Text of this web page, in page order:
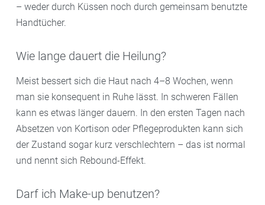
– weder durch Küssen noch durch gemeinsam benutzte
Handtücher.
Wie lange dauert die Heilung?
Meist bessert sich die Haut nach 4–8 Wochen, wenn
man sie konsequent in Ruhe lässt. In schweren Fällen
kann es etwas länger dauern. In den ersten Tagen nach
Absetzen von Kortison oder Pflegeprodukten kann sich
der Zustand sogar kurz verschlechtern – das ist normal
und nennt sich Rebound-Effekt.
Darf ich Make-up benutzen?